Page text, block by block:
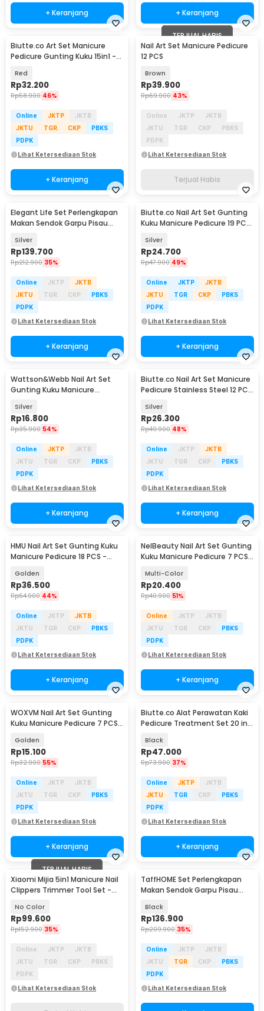
+ Keranjang + Keranjang
Biutte.co Art Set Manicure
Pedicure Gunting Kuku 15in1 -
Red
Rp32.200
Rp58.900 46%
Online JKTP
JKTB
JKTU
TGR CKP
PBKS
PDPK
Lihat Ketersediaan Stok
+ Keranjang
TERJUAL HABIS
Nail Art Set Manicure Pedicure
12 PCS
Brown
Rp39.900
Rp69.900 43%
Online JKTP
JKTB
JKTU
TGR CKP
PBKS
PDPK
Lihat Ketersediaan Stok
Terjual Habis
Elegant Life Set Perlengkapan
Makan Sendok Garpu Pisau
Silver
Rp139.700
Rp212.900 35%
Online JKTP
JKTB
JKTU
TGR CKP
PBKS
PDPK
Lihat Ketersediaan Stok
+ Keranjang
Biutte.co Nail Art Set Gunting
Kuku Manicure Pedicure 19 PCS
Silver
Rp24.700
Rp47.900 49%
Online JKTP
JKTB
JKTU
TGR CKP
PBKS
PDPK
Lihat Ketersediaan Stok
+ Keranjang
Wattson&Webb Nail Art Set
Gunting Kuku Manicure
Silver
Rp16.800
Rp35.900 54%
Online JKTP
JKTB
JKTU
TGR CKP
PBKS
PDPK
Lihat Ketersediaan Stok
+ Keranjang
Biutte.co Nail Art Set Manicure
Pedicure Stainless Steel 12 PCS
Silver
Rp26.300
Rp49.900 48%
Online JKTP
JKTB
JKTU
TGR CKP
PBKS
PDPK
Lihat Ketersediaan Stok
+ Keranjang
HMU Nail Art Set Gunting Kuku
Manicure Pedicure 18 PCS -
Golden
Rp36.500
Rp64.900 44%
Online JKTP
JKTB
JKTU
TGR CKP
PBKS
PDPK
Lihat Ketersediaan Stok
+ Keranjang
NelBeauty Nail Art Set Gunting
Kuku Manicure Pedicure 7 PCS -
Multi-Color
Rp20.400
Rp40.900 51%
Online JKTP
JKTB
JKTU
TGR CKP
PBKS
PDPK
Lihat Ketersediaan Stok
+ Keranjang
WOXVM Nail Art Set Gunting
Kuku Manicure Pedicure 7 PCS -
Golden
Rp15.100
Rp32.900 55%
Online JKTP
JKTB
JKTU
TGR CKP
PBKS
PDPK
Lihat Ketersediaan Stok
+ Keranjang
Biutte.co Alat Perawatan Kaki
Pedicure Treatment Set 20 in 1
Black
Rp47.000
Rp73.900 37%
Online JKTP
JKTB
JKTU
TGR CKP
PBKS
PDPK
Lihat Ketersediaan Stok
+ Keranjang
TERJUAL HABIS
Xiaomi Mijia 5in1 Manicure Nail
Clippers Trimmer Tool Set -
No Color
Rp99.600
Rp152.900 35%
Online JKTP
JKTB
JKTU
TGR CKP
PBKS
PDPK
Lihat Ketersediaan Stok
TaffHOME Set Perlengkapan
Makan Sendok Garpu Pisau
Black
Rp136.900
Rp209.900 35%
Online JKTP
JKTB
JKTU
TGR CKP
PBKS
PDPK
Lihat Ketersediaan Stok